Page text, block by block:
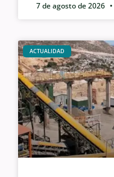
7 de agosto de 2026
ACTUALIDAD